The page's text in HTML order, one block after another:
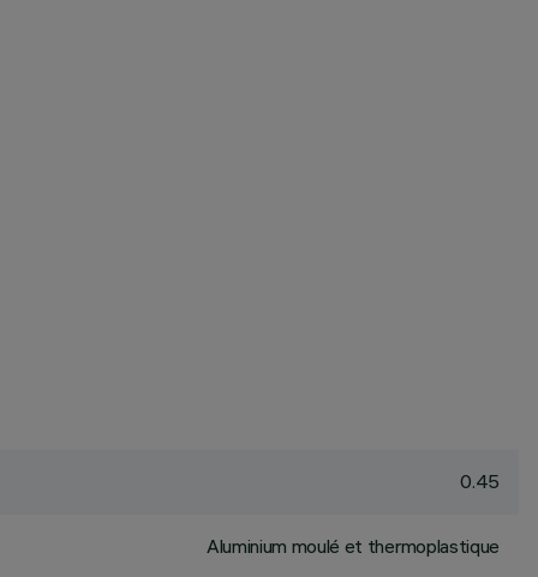
0.45
Aluminium moulé et thermoplastique